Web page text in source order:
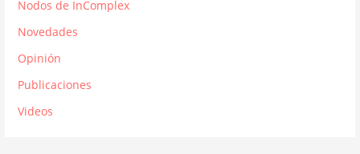
Nodos de InComplex
Novedades
Opinión
Publicaciones
Videos